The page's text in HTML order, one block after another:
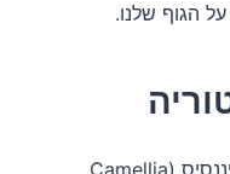
הגוף שלנו.
תה ירוק מיוצר מעלי צמח הקמליה סיננסיס (Camellia